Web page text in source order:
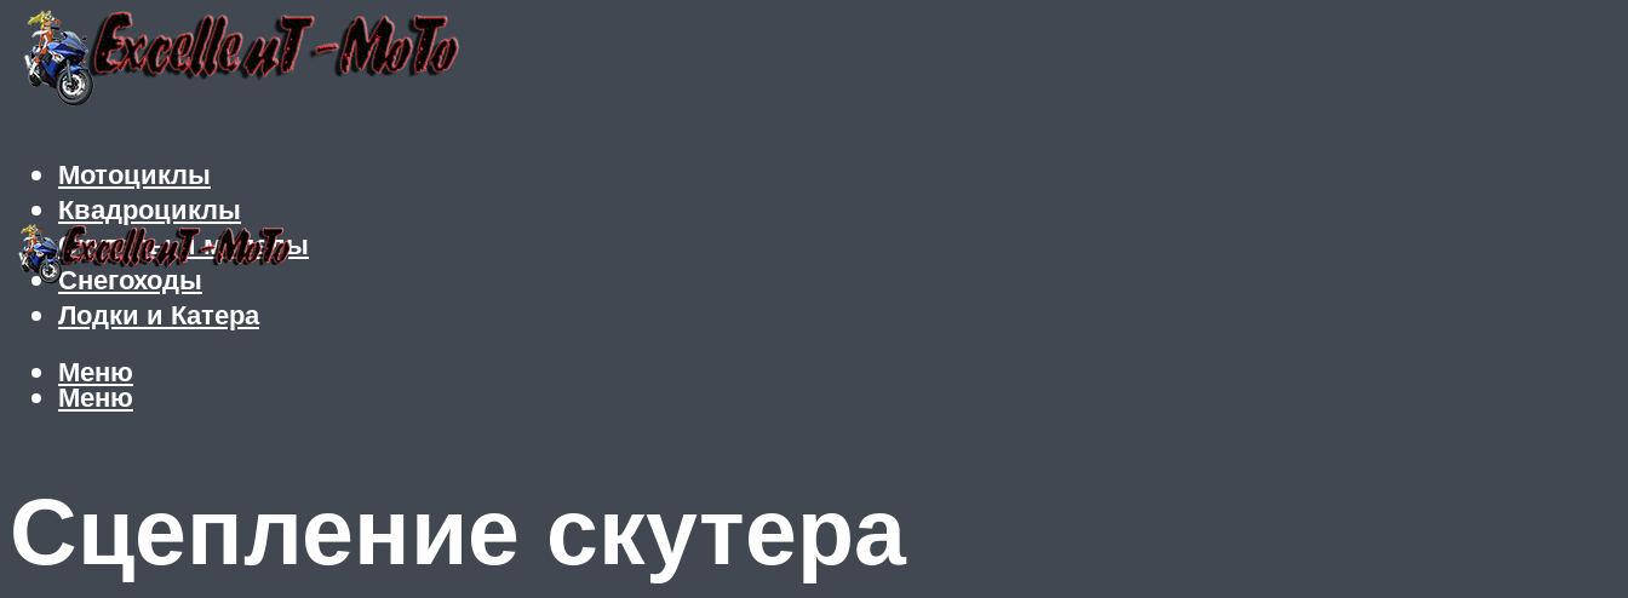
Мотоциклы
Квадроциклы
Скутеры и мопеды
Снегоходы
Лодки и Катера
Меню
Меню
Сцепление скутера